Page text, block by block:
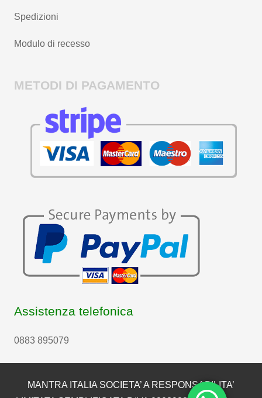
Spedizioni
Modulo di recesso
METODI DI PAGAMENTO
Assistenza telefonica
0883 895079
MANTRA ITALIA SOCIETA’ A RESPONSABILITA’